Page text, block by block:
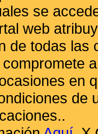
se
web
de todas
en
de